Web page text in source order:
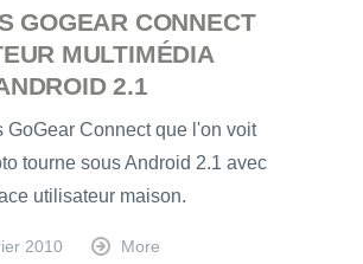
GOGEAR CONNECT
MULTIMÉDIA
2.1
GoGear Connect que l'on voit
tourne sous Android 2.1 avec
utilisateur maison.
2010 More